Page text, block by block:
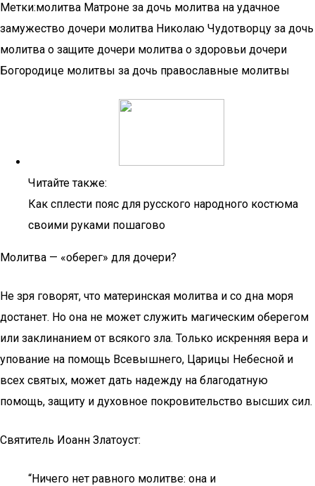
Метки:молитва Матроне за дочь молитва на удачное
замужество дочери молитва Николаю Чудотворцу за дочь
молитва о защите дочери молитва о здоровьи дочери
Богородице молитвы за дочь православные молитвы
Читайте также:
Как сплести пояс для русского народного костюма
своими руками пошагово
Молитва — «оберег» для дочери?
Не зря говорят, что материнская молитва и со дна моря
достанет. Но она не может служить магическим оберегом
или заклинанием от всякого зла. Только искренняя вера и
упование на помощь Всевышнего, Царицы Небесной и
всех святых, может дать надежду на благодатную
помощь, защиту и духовное покровительство высших сил.
Святитель Иоанн Златоуст:
“Ничего нет равного молитве: она и